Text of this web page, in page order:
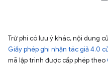
Trừ phi có lưu ý khác, nội dung
Giấy phép ghi nhận tác giả 4.0
mã lập trình được cấp phép theo